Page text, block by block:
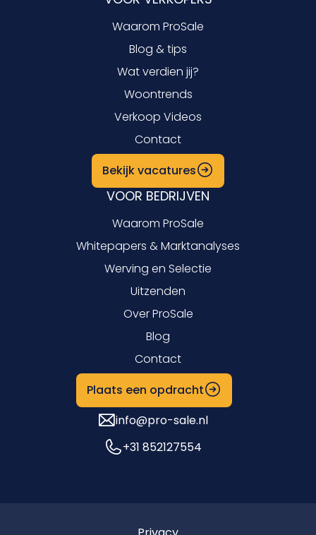
Waarom ProSale
Blog & tips
Wat verdien jij?
Woontrends
Verkoop Videos
Contact
Bekijk vacatures
VOOR BEDRIJVEN
Waarom ProSale
Whitepapers & Marktanalyses
Werving en Selectie
Uitzenden
Over ProSale
Blog
Contact
Plaats een opdracht
info@pro-sale.nl
+31 852127554